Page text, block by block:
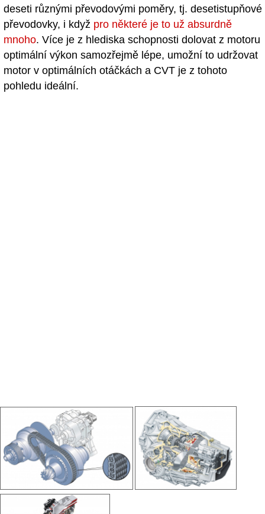
deseti různými převodovými poměry, tj. desetistupňové
převodovky, i když pro některé je to už absurdně
mnoho. Více je z hlediska schopnosti dolovat z motoru
optimální výkon samozřejmě lépe, umožní to udržovat
motor v optimálních otáčkách a CVT je z tohoto
pohledu ideální.